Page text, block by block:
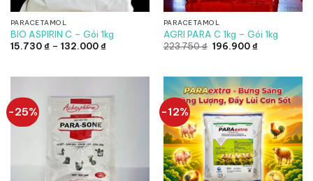
PARACETAMOL
BIO ASPIRIN C – Gói 1kg
15.730₫ – 132.000₫Khoảng
đến
PARACETAMOL
AGRI PARA C 1kg – Gói 1kg
223.750₫ Giá
196.900₫Giá
196.900 ₫.
-25% -12%